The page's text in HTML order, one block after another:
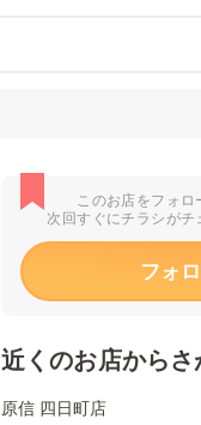
このお店をフォロ
次回すぐにチラシがチ
フォ
近くのお店からさ
原信 四日町店